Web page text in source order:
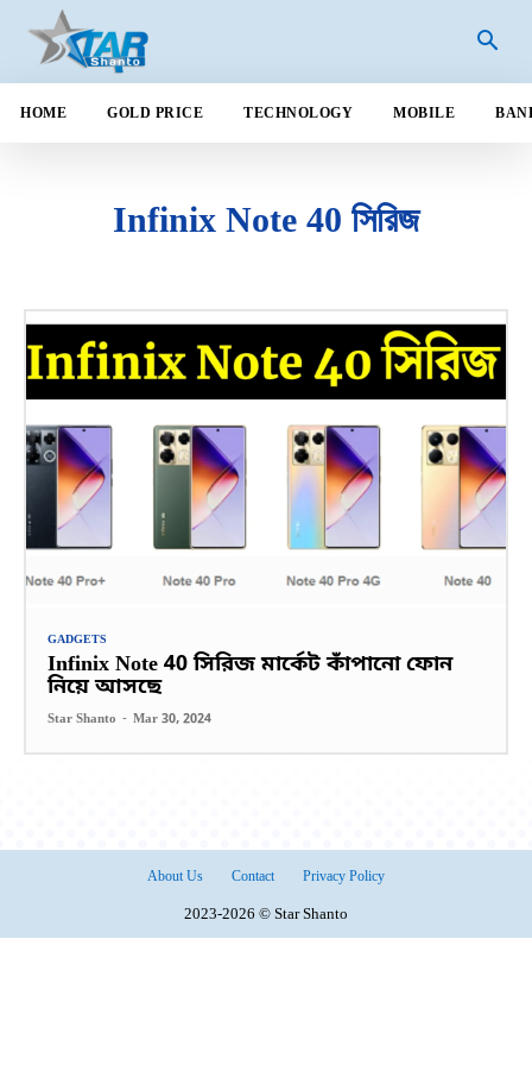
HOME GOLD PRICE TECHNOLOGY MOBILE
Infinix Note 40 সিরিজ
GADGETS
Infinix Note 40 সিরিজ মার্কেট কাঁপানো ফোন
নিয়ে আসছে
Star Shanto - Mar 30, 2024
About Us Contact Privacy Policy
2023-2026 © Star Shanto